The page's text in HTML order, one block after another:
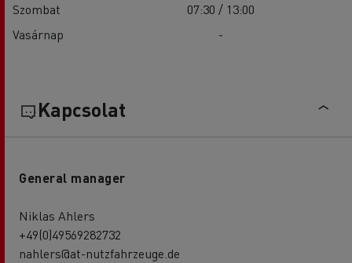
Szombat
07:30 / 13:00
Vasárnap
-
Kapcsolat
General manager
Niklas Ahlers
+49(0)49569282732
nahlers@at-nutzfahrzeuge.de